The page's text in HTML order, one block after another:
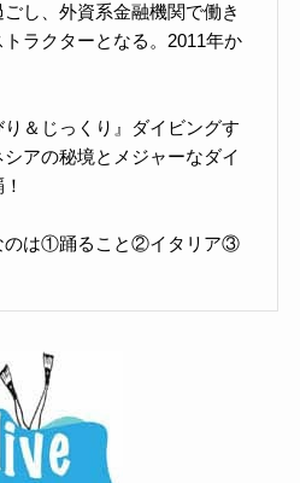
し、外資系金融機関で働き
ラクターとなる。2011年か
＆じっくり』ダイビングす
アの秘境とメジャーなダイ
のは①踊ること②イタリア③